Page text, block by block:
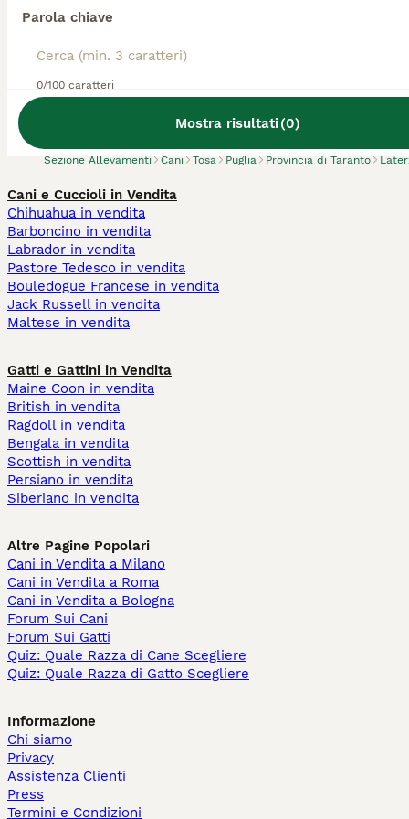
Parola chiave
0/100 caratteri
Mostra risultati(0)
Sezione Allevamenti Cani Tosa Puglia Provincia di Taranto
Cani e Cuccioli in Vendita
Chihuahua in vendita
Barboncino in vendita
Labrador in vendita
Pastore Tedesco in vendita
Bouledogue Francese in vendita
Jack Russell in vendita
Maltese in vendita
Gatti e Gattini in Vendita
Maine Coon in vendita
British in vendita
Ragdoll in vendita
Bengala in vendita
Scottish in vendita
Persiano in vendita
Siberiano in vendita
Altre Pagine Popolari
Cani in Vendita a Milano
Cani in Vendita a Roma
Cani in Vendita a Bologna
Forum Sui Cani
Forum Sui Gatti
Quiz: Quale Razza di Cane Scegliere
Quiz: Quale Razza di Gatto Scegliere
Informazione
Chi siamo
Privacy
Assistenza Clienti
Press
Termini e Condizioni